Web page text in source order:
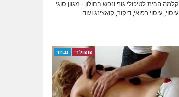
קלמה הבית לטיפולי גוף ונפש בחולון - מגוון סוגי
עיסוי, עיסוי רפואי, דיקור, קואצינג ועוד
פופולרי נבחר